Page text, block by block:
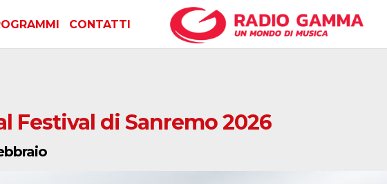
CONTATTI
Festival di Sanremo 2026